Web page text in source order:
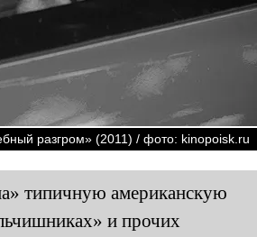
разгром» (2011) / фото: kinopoisk.ru
типичную американскую
и прочих